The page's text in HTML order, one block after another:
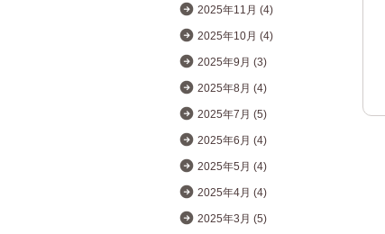
2025年11月 (4)
2025年10月 (4)
2025年9月 (3)
2025年8月 (4)
2025年7月 (5)
2025年6月 (4)
2025年5月 (4)
2025年4月 (4)
2025年3月 (5)